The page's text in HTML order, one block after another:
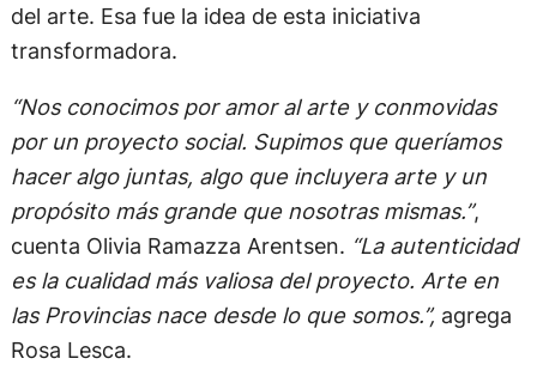
abogada y comunicadora.
organizada en la Fundación Augusto y León Ferrari
Arte y Acervo, donde Olivia participó como
compradora y Rosa como organizadora y
creadora de este gran concepto que abre las
puertas a una posibilidad de mercado colaborativo
del arte. Esa fue la idea de esta iniciativa
transformadora.